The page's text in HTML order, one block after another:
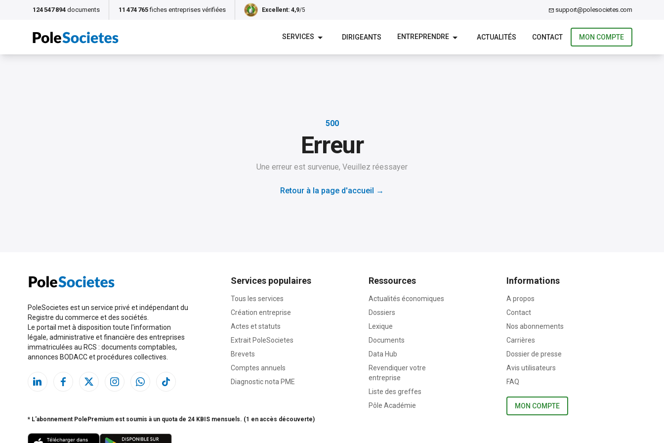
124 547 894 documents 11 474 765 fiches entreprises vérifiées Excellent: 4,9/5 support@polesocietes.com
SERVICES DIRIGEANTS ENTREPRENDRE ACTUALITÉS CONTACT MON COMPTE
500
Erreur
Une erreur est survenue, Veuillez réessayer
Retour à la page d'accueil →
PoleSocietes est un service privé et indépendant du
Registre du commerce et des sociétés.
Le portail met à disposition toute l'information
légale, administrative et financière des entreprises
immatriculées au RCS : documents comptables,
annonces BODACC et procédures collectives.
Services populaires
Tous les services
Création entreprise
Actes et statuts
Extrait PoleSocietes
Brevets
Comptes annuels
Diagnostic nota PME
Ressources
Actualités économiques
Dossiers
Lexique
Documents
Data Hub
Revendiquer votre
entreprise
Liste des greffes
Pôle Académie
Informations
A propos
Contact
Nos abonnements
Carrières
Dossier de presse
Avis utilisateurs
FAQ
MON COMPTE
* L'abonnement PolePremium est soumis à un quota de 24 KBIS mensuels. (1 en accès découverte)